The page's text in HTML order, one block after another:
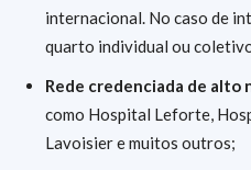
internacional. No caso de
quarto individual ou
Rede credenciada de alto
como Hospital Leforte,
Lavoisier e muitos outros;